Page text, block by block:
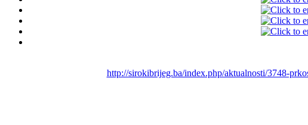
http://sirokibrijeg.ba/index.php/aktualnosti/3748-